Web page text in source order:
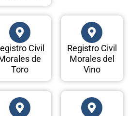
Civil
de
Toro
Registro Civil
Morales del
Vino